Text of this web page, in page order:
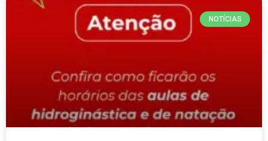
NOTÍCIAS